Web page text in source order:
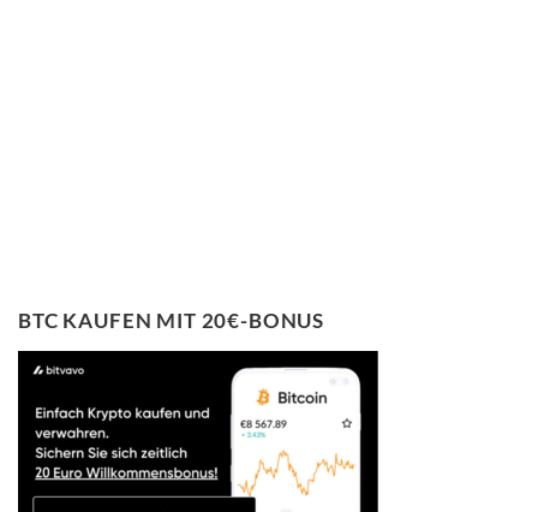
BTC KAUFEN MIT 20€-BONUS